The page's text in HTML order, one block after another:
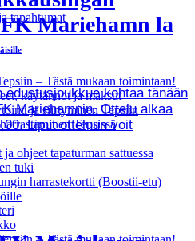
tapahtumat
– Tästä mukaan toimintaan!
käytännöt ja maksut
ja siirtyminen Tepsiin
Tepsissä
ohjeet tapaturman sattuessa
tuki
harrastekortti (Boostii-etu)
Mariehamn la
edustusjoukkue kohtaa tänään
Mariehamnin. Ottelu alkaa
Liput otteluun voit